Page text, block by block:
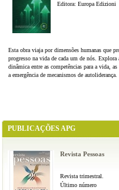
Editora: Europa Edizioni
Esta obra viaja por dimensões humanas que
progresso na vida de cada um de nós. Explora
dinâmica entre as competências para a vida,
a emergência de mecanismos de autoliderança.
PUBLICAÇÕES APG
Revista Pessoas
Revista trimestral.
Último número